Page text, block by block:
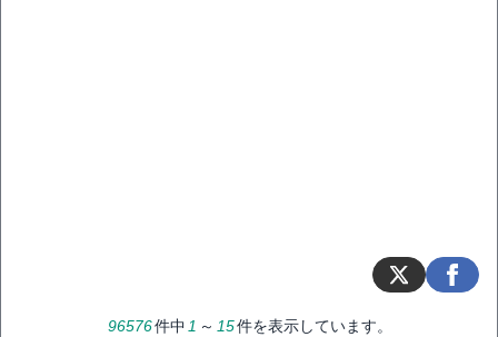
96576件中 1 ～ 15件を表示しています。